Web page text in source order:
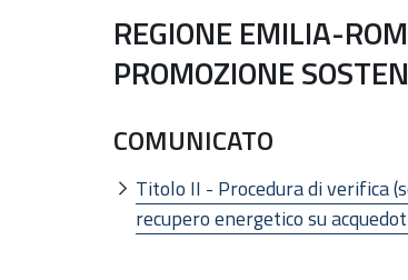
REGIONE EMILIA-
PROMOZIONE
COMUNICATO
Titolo II - Procedura di verifica
recupero energetico su